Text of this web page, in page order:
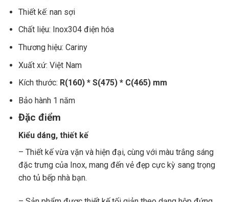
Thiết kế: nan sợi
Chất liệu: Inox304 điện hóa
Thương hiệu: Cariny
Xuất xứ: Việt Nam
Kích thước: R(160) * S(475) * C(465) mm
Bảo hành 1 năm
Đặc điểm
Kiểu dáng, thiết kế
– Thiết kế vừa vặn và hiện đại, cùng với màu trắng sáng
đặc trưng của Inox, mang đến vẻ đẹp cực kỳ sang trọng
cho tủ bếp nhà bạn.